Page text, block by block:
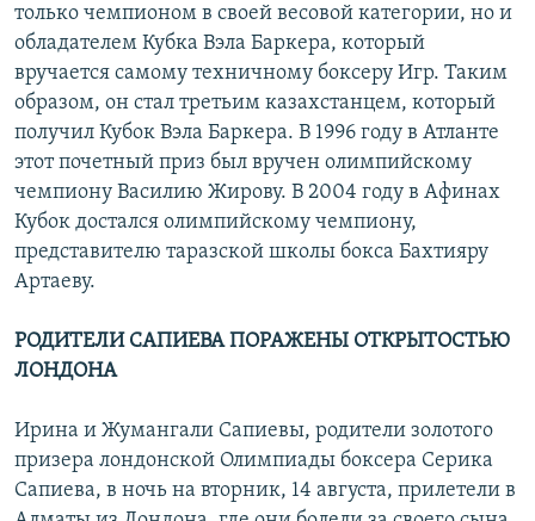
только чемпионом в своей весовой категории, но и
обладателем Кубка Вэла Баркера, который
вручается самому техничному боксеру Игр. Таким
образом, он стал третьим казахстанцем, который
получил Кубок Вэла Баркера. В 1996 году в Атланте
этот почетный приз был вручен олимпийскому
чемпиону Василию Жирову. В 2004 году в Афинах
Кубок достался олимпийскому чемпиону,
представителю таразской школы бокса Бахтияру
Артаеву.
РОДИТЕЛИ САПИЕВА ПОРАЖЕНЫ ОТКРЫТОСТЬЮ
ЛОНДОНА
Ирина и Жумангали Сапиевы, родители золотого
призера лондонской Олимпиады боксера Серика
Сапиева, в ночь на вторник, 14 августа, прилетели в